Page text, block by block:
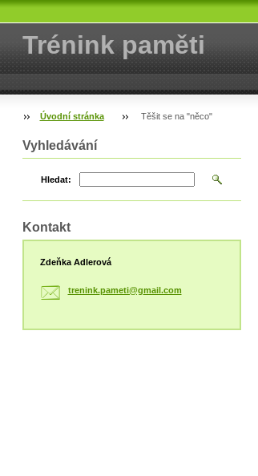
Trénink paměti
Úvodní stránka Těšit se na "něco"
Vyhledávání
Hledat:
Kontakt
Zdeňka Adlerová
trenink.pameti@gmail.com